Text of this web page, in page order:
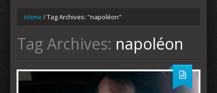
Home /Tag Archives: "napoléon"
Tag Archives: napoléon